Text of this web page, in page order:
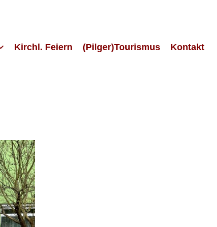
Kirchl. Feiern (Pilger)Tourismus Kontakt